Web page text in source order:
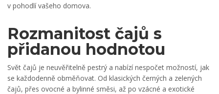
v pohodlí vašeho domova.
Rozmanitost čajů s
přidanou hodnotou
Svět čajů je neuvěřitelně pestrý a nabízí nespočet možností, jak
se každodenně obměňovat. Od klasických černých a zelených
čajů, přes ovocné a bylinné směsi, až po vzácné a exotické